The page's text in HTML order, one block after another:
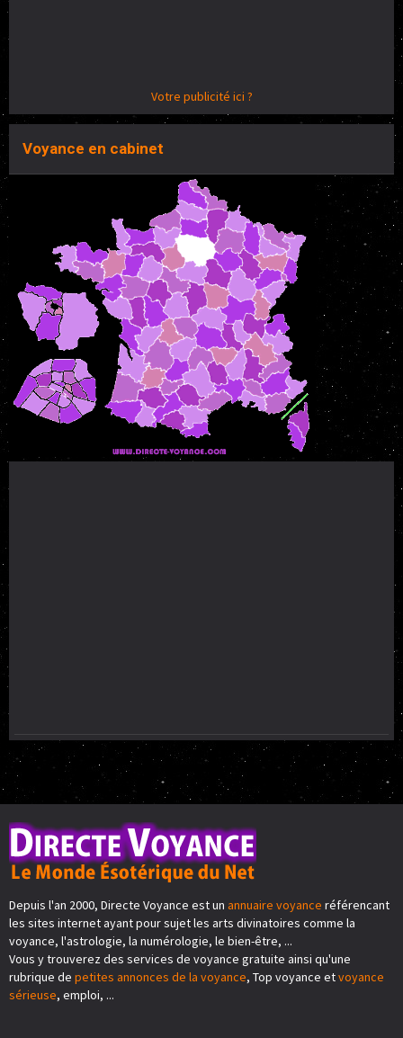
Votre publicité ici ?
Voyance en cabinet
Depuis l'an 2000, Directe Voyance est un annuaire voyance référencant
les sites internet ayant pour sujet les arts divinatoires comme la
voyance, l'astrologie, la numérologie, le bien-être, ...
Vous y trouverez des services de voyance gratuite ainsi qu'une
rubrique de petites annonces de la voyance, Top voyance etvoyance
sérieuse, emploi, ...